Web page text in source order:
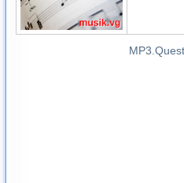
MP3.Quest